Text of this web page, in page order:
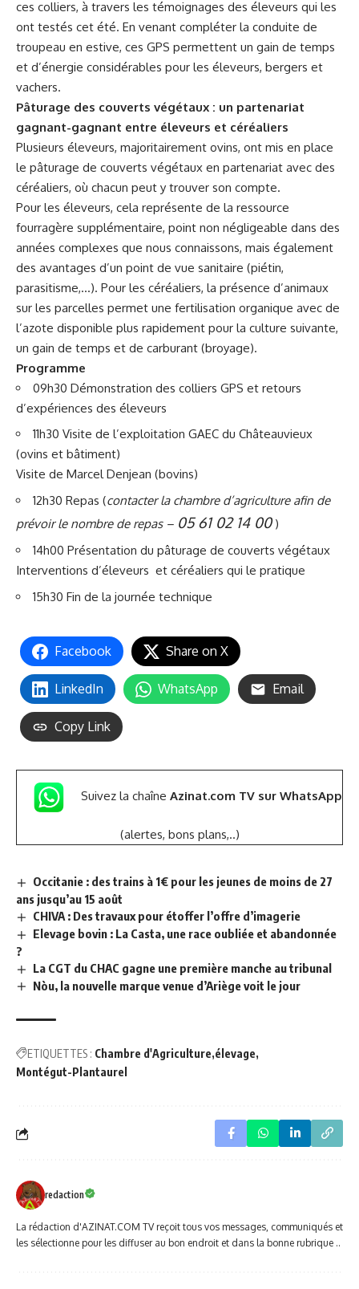
ces colliers, à travers les témoignages des éleveurs qui les
ont testés cet été. En venant compléter la conduite de
troupeau en estive, ces GPS permettent un gain de temps
et d’énergie considérables pour les éleveurs, bergers et
vachers.
Pâturage des couverts végétaux : un partenariat
gagnant-gagnant entre éleveurs et céréaliers
Plusieurs éleveurs, majoritairement ovins, ont mis en place
le pâturage de couverts végétaux en partenariat avec des
céréaliers, où chacun peut y trouver son compte.
Pour les éleveurs, cela représente de la ressource
fourragère supplémentaire, point non négligeable dans des
années complexes que nous connaissons, mais également
des avantages d’un point de vue sanitaire (piétin,
parasitisme,…). Pour les céréaliers, la présence d’animaux
sur les parcelles permet une fertilisation organique avec de
l’azote disponible plus rapidement pour la culture suivante,
un gain de temps et de carburant (broyage).
Programme
09h30 Démonstration des colliers GPS et retours
d’expériences des éleveurs
11h30 Visite de l’exploitation GAEC du Châteauvieux
(ovins et bâtiment)
Visite de Marcel Denjean (bovins)
12h30 Repas (contacter la chambre d’agriculture afin de
prévoir le nombre de repas – 05 61 02 14 00 )
14h00 Présentation du pâturage de couverts végétaux
Interventions d’éleveurs et céréaliers qui le pratique
15h30 Fin de la journée technique
Facebook Share on X
LinkedIn WhatsApp Email
Copy Link
Suivez la chaîne Azinat.com TV sur WhatsApp
(alertes, bons plans,..)
Occitanie : des trains à 1€ pour les jeunes de moins de 27
ans jusqu’au 15 août
CHIVA : Des travaux pour étoffer l’offre d’imagerie
Elevage bovin : La Casta, une race oubliée et abandonnée
?
La CGT du CHAC gagne une première manche au tribunal
Nòu, la nouvelle marque venue d’Ariège voit le jour
ETIQUETTES : Chambre d'Agriculture élevage
Montégut-Plantaurel
redaction
La rédaction d'AZINAT.COM TV reçoit tous vos messages, communiqués et
les sélectionne pour les diffuser au bon endroit et dans la bonne rubrique ..